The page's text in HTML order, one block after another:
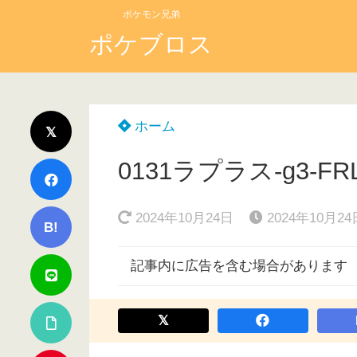
ポケモン兄弟
ポケブロス
B!
ホーム
0131ラプラス-g3-
2024年10月24日 2024年10月24
記事内に広告を含む場合があります